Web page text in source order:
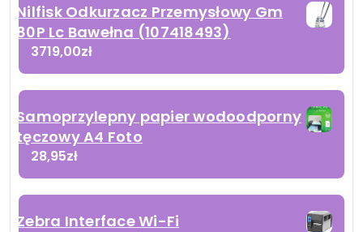
Nilfisk Odkurzacz Przemysłowy Gm
80P Lc Bawełna (107418493)
3719,00zł
Samoprzylepny papier wodoodporny
tęczowy A4 Foto
28,95zł
Zebra Interface Wi-Fi